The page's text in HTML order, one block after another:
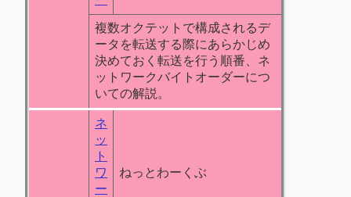
複数オクテットで構成されるデ
ータを転送する際にあらかじめ
決めておく転送を行う順番、ネ
ットワークバイトオーダーにつ
いての解説。
ネ
ッ
ト
ワ
ー
ねっとわーくぶ